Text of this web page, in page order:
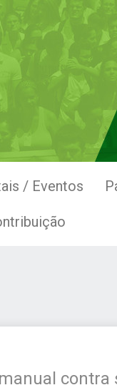
/ Eventos